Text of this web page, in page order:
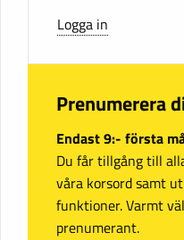
Logga in
Prenumerera
Endast 9:- första
Du får tillgång till
våra korsord samt
funktioner. Varmt
prenumerant.